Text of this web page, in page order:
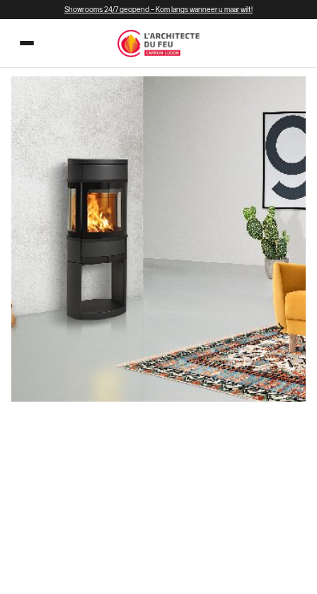
Showrooms 24/7 geopend – Kom langs wanneer u maar wilt!